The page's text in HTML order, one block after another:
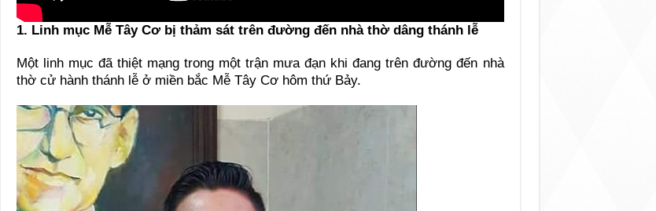
1. Linh mục Mễ Tây Cơ bị thảm sát trên đường đến nhà thờ dâng thánh lễ
Một linh mục đã thiệt mạng trong một trận mưa đạn khi đang trên đường đến nhà
thờ cử hành thánh lễ ở miền bắc Mễ Tây Cơ hôm thứ Bảy.